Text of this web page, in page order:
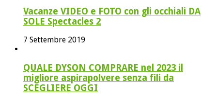
Vacanze VIDEO e FOTO con gli occhiali DA
SOLE Spectacles 2
7 Settembre 2019
QUALE DYSON COMPRARE nel 2023 il
migliore aspirapolvere senza fili da
SCEGLIERE OGGI